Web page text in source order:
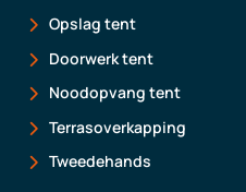
Opslag tent
Doorwerk tent
Noodopvang tent
Terrasoverkapping
Tweedehands